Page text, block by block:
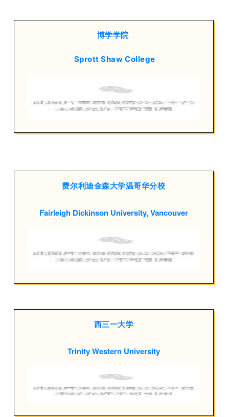
博学学院
Sprott Shaw College
费尔利迪金森大学温哥华分校
Fairleigh Dickinson University, Vancouver
西三一大学
Trinity Western University